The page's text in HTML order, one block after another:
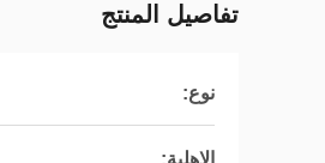
تفاصيل المنتج
نوع:
الاهلية: